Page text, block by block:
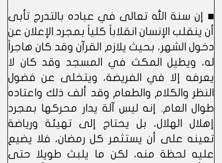
■ إن سنة الله تعالى في عباده بالتدرج تأبى
أن ينقلب الإنسان انقلاباً كلياً بمجرد الإعلان عن
دخول الشهر، بحيث يلازم القرآن وقد كان هاجراً
له، ويطيل المكث في المسجد وقد كان لا
يعرفه إلا في الفريضة، ويتخلى عن فضول
النظر والكلام والطعام وقد ألف ذلك واعتاده
طوال العام. إنه ليس آلة يدار محركها بمجرد
إهلال الهلال، بل يحتاج إلى تهيئة ورياضة
تعينه على أن يستثمر كل رمضان، فلا يضيع
عليه لحظة منه، لكن ما يلبث طويلا حتى